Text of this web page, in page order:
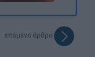
επόμενο άρθρο